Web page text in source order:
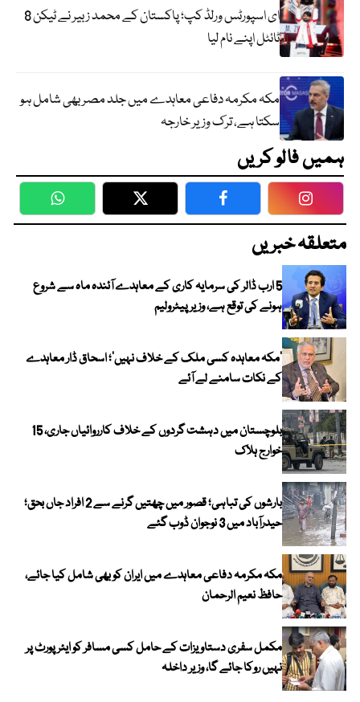
ای اسپورٹس ورلڈ کپ؛ پاکستان کے محمد زبیر نے ٹیکن 8
ٹائٹل اپنے نام لیا
مکہ مکرمہ دفاعی معاہدے میں جلد مصر بھی شامل ہو
سکتا ہے، ترک وزیر خارجہ
ہمیں فالو کریں
WhatsApp Twitter Facebook
متعلقہ خبریں
5 ارب ڈالر کی سرمایہ کاری کے معاہدے آئندہ ماہ سے شروع
ہونے کی توقع ہے، وزیر پیٹرولیم
‘مکہ معاہدہ کسی ملک کے خلاف نہیں’؛ اسحاق ڈار معاہدے
کے نکات سامنے لے آئے
بلوچستان میں دہشت گردوں کے خلاف کارروائیاں جاری، 15
خوارج ہلاک
بارشوں کی تباہی؛ قصور میں چھتیں گرنے سے 2 افراد جاں بحق؛
حیدرآباد میں 3 نوجوان ڈوب گئے
مکہ مکرمہ دفاعی معاہدے میں ایران کو بھی شامل کیا جائے،
حافظ نعیم الرحمان
مکمل سفری دستاویزات کے حامل کسی مسافر کو ایئرپورٹ پر
نہیں روکا جائے گا، وزیر داخلہ